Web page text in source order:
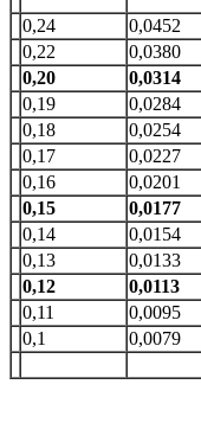
0,24 0,0452
0,22
0,0380
0,20
0,0314
0,19
0,0284
0,18
0,0254
0,17
0,0227
0,16
0,0201
0,15
0,0177
0,14
0,0154
0,13
0,0133
0,12
0,0113
0,11
0,0095
0,1
0,0079